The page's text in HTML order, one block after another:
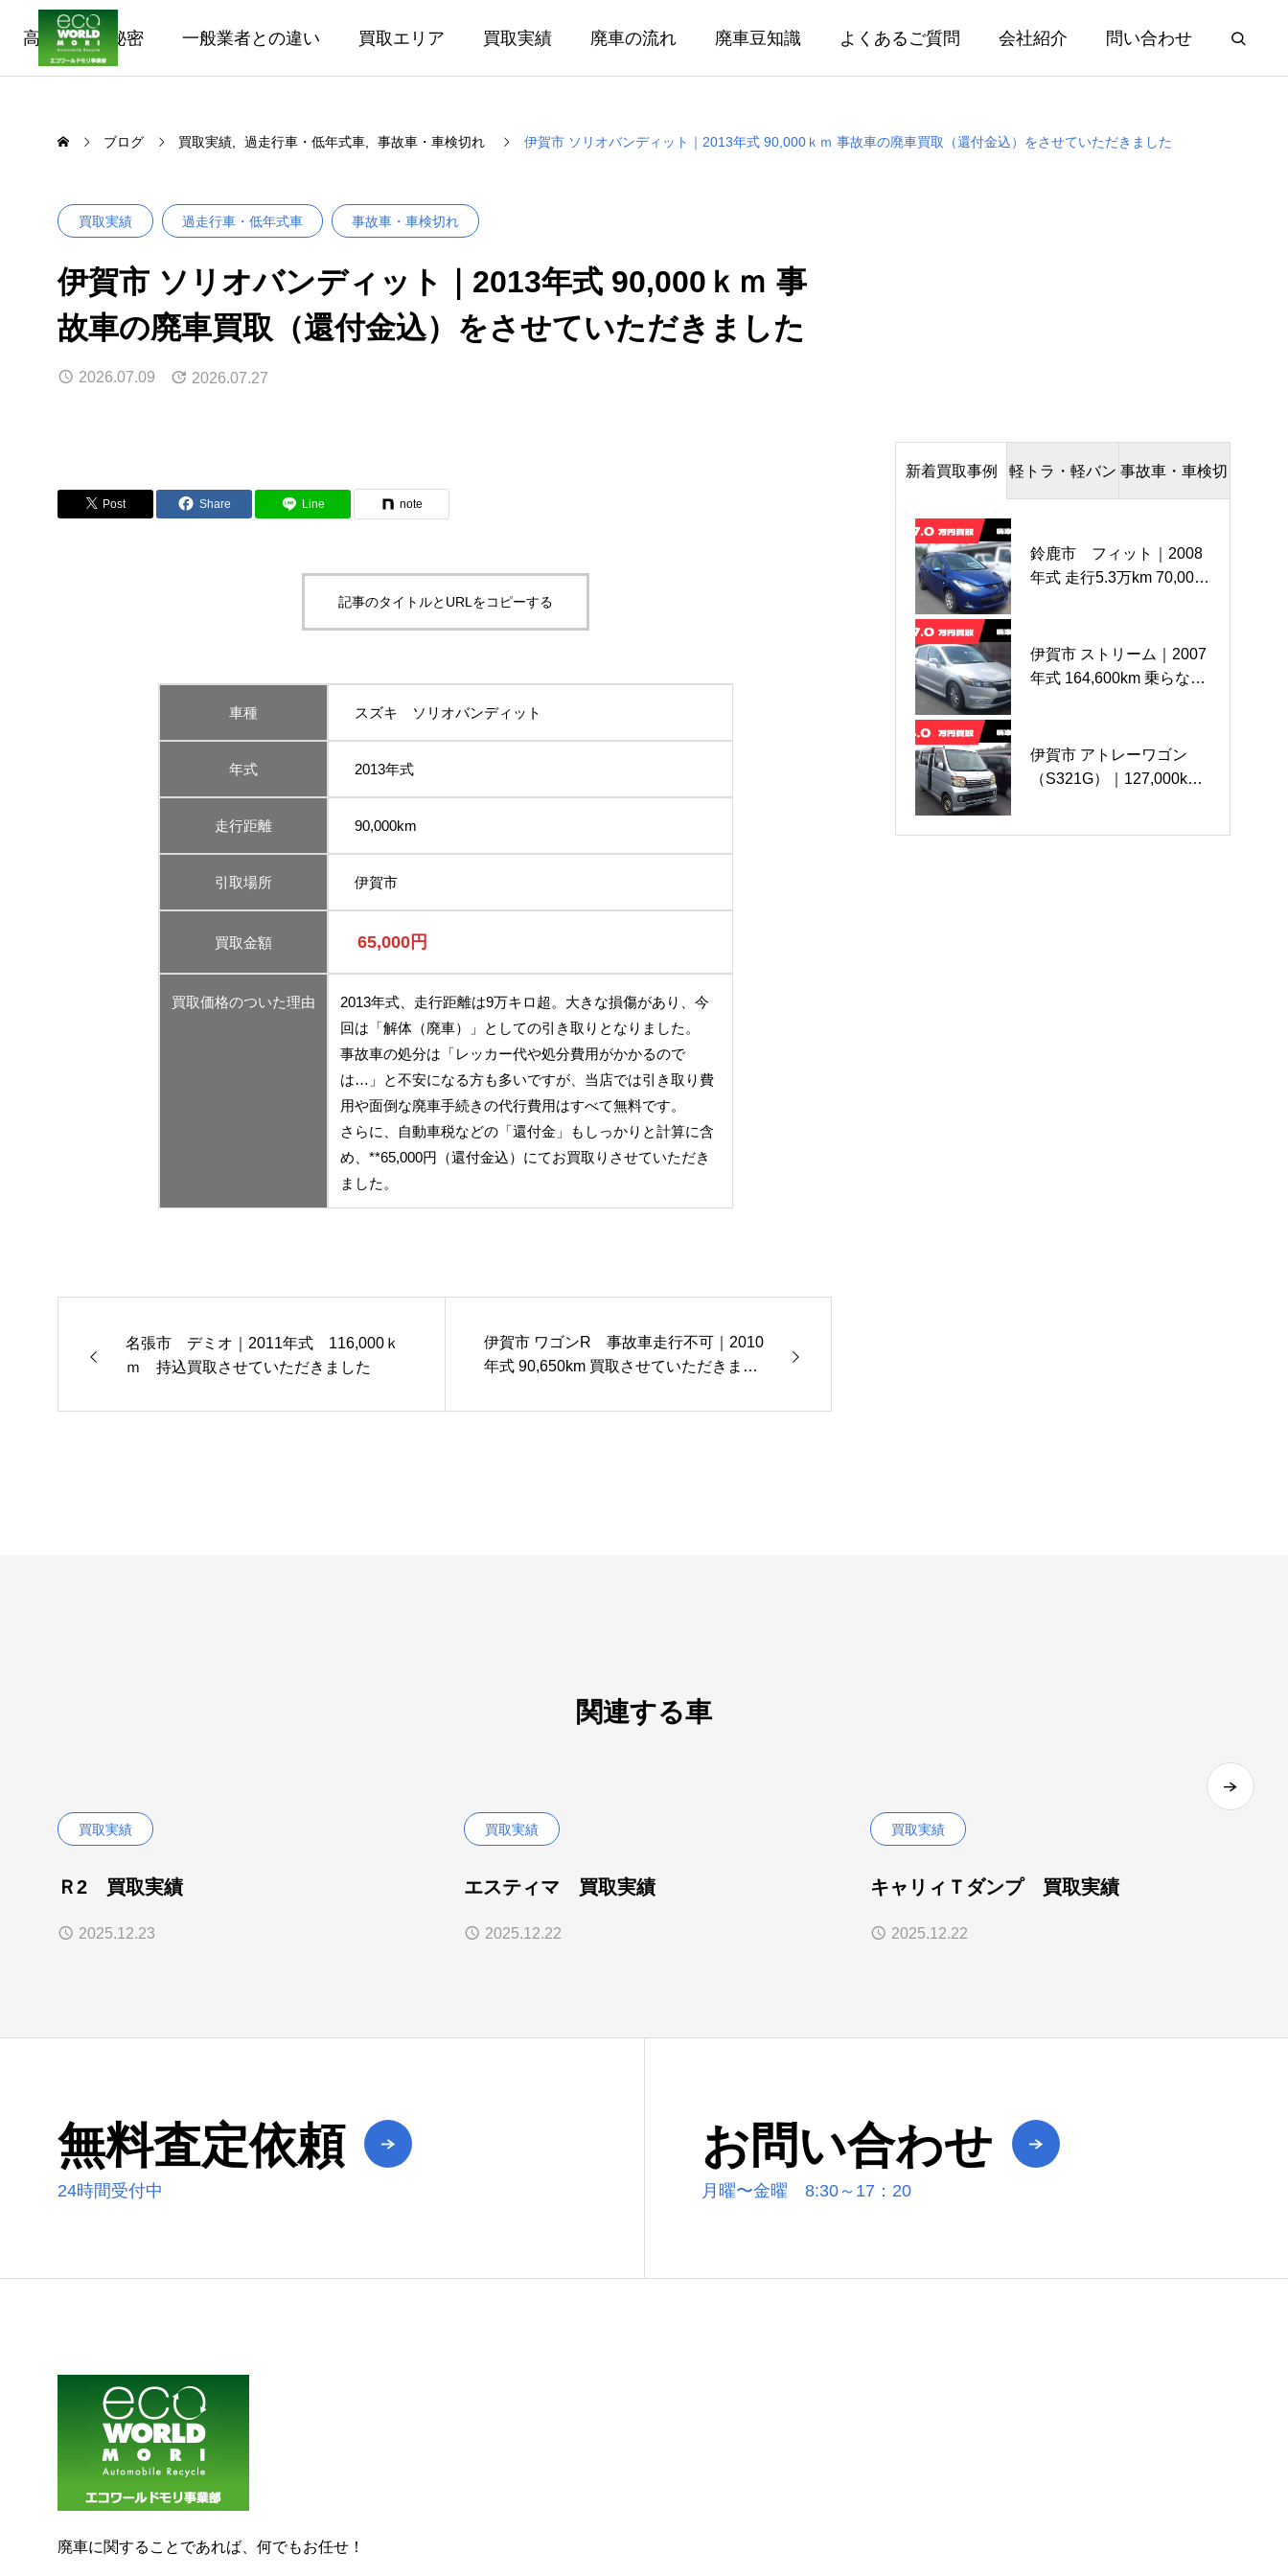
高価買取の秘密 一般業者との違い 買取エリア 買取実績 廃車の流れ 廃車豆知識 よくあるご質問 会社紹介 問い合わせ
ブログ 買取実績 過走行車・低年式車 事故車・車検切れ 伊賀市 ソリオバンディット｜2013年式 90,000ｋｍ 事故車の廃車買取（還付金込）をさせていただきました
買取実績 過走行車・低年式車 事故車・車検切れ
伊賀市 ソリオバンディット｜2013年式 90,000ｋｍ 事
故車の廃車買取（還付金込）をさせていただきました
2026.07.09 2026.07.27
Post Share Line note
記事のタイトルとURLをコピーする
車種 スズキ ソリオバンディット
年式 2013年式
走行距離 90,000km
引取場所 伊賀市
買取金額 65,000円
買取価格のついた理由
2013年式、走行距離は9万キロ超。大きな損傷があり、今
回は「解体（廃車）」としての引き取りとなりました。
事故車の処分は「レッカー代や処分費用がかかるので
は…」と不安になる方も多いですが、当店では引き取り費
用や面倒な廃車手続きの代行費用はすべて無料です。
さらに、自動車税などの「還付金」もしっかりと計算に含
め、**65,000円（還付金込）にてお買取りさせていただき
ました。
名張市 デミオ｜2011年式 116,000ｋ
ｍ 持込買取させていただきました
伊賀市 ワゴンR 事故車走行不可｜2010
年式 90,650km 買取させていただきまし
新着買取事例 軽トラ・軽バン 事故車・車検切
鈴鹿市 フィット｜2008
年式 走行5.3万km 70,000
伊賀市 ストリーム｜2007
年式 164,600km 乗らなく
だきました
伊賀市 アトレーワゴン
（S321G）｜127,000km
伊賀市 Ｓ３８ハイゼッ
ト 鍵・書類なし｜
亀山市 キャリートラッ
ク4WD ｜20,500km 買
名張市 ハイゼットトラッ
ク｜2020年式 2,925km 極
名張市 ワゴンＲ｜事故
車（前大破）
鈴鹿市 86 事故車｜
2012年（平成24年）式
伊賀市 ワゴンR 事故車
走行不可｜2010年式
関連する車
買取実績
Ｒ2 買取実績
2025.12.23
買取実績
エスティマ 買取実績
2025.12.22
買取実績
キャリィＴダンプ 買取実績
2025.12.22
無料査定依頼
24時間受付中
お問い合わせ
月曜〜金曜 8:30～17：20
廃車に関することであれば、何でもお任せ！